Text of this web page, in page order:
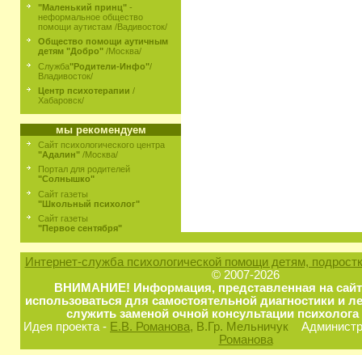
"Маленький принц" -
неформальное общество
помощи аутистам /Вадивосток/
Общество помощи аутичным
детям "Добро" /Москва/
Служба"Родители-Инфо"/
Владивосток/
Центр психотерапии /
Хабаровск/
мы рекомендуем
Сайт психологического центра
"Адалин" /Москва/
Портал для родителей
"Солнышко"
Сайт газеты
"Школьный психолог"
Сайт газеты
"Первое сентября"
Интернет-служба психологической помощи детям,
© 2007-2026
ВНИМАНИЕ! Информация, представленная на
использоваться для самостоятельной диагностики и
служить заменой очной консультации
Идея проекта - Е.В. Романова, В.Гр. Мельничук
Романова